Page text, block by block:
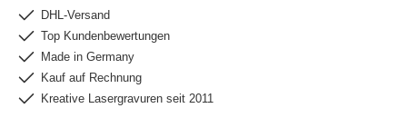
DHL-Versand
Top Kundenbewertungen
Made in Germany
Kauf auf Rechnung
Kreative Lasergravuren seit 2011